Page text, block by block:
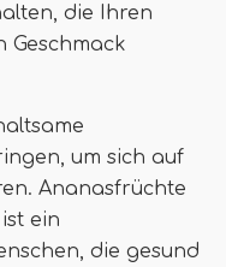
die Ihren
Geschmack
um sich auf
Ananasfrüchte
ein
die gesund